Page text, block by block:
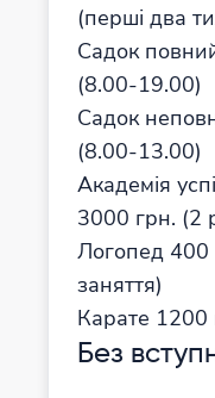
(перші два
Садок
(8.00-19.00)
Садок
(8.00-13.00)
Академія
3000 грн. (2
Логопед 400
заняття)
Карате 1200
Без